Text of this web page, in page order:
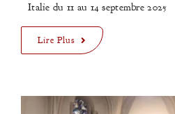
Italie du 11 au 14 septembre 2025
Lire Plus